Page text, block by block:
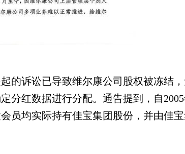
诉讼已导致维尔康公司股权被冻结
分红数据进行分配。通告提到，自2005
员均实际持有佳宝集团股份，并由佳